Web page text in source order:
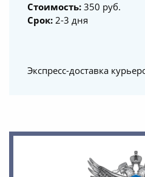
Стоимость: 350 руб.
Срок: 2-3 дня
Экспресс-доставка